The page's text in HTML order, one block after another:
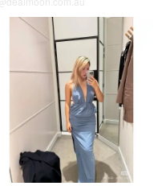
David Jones